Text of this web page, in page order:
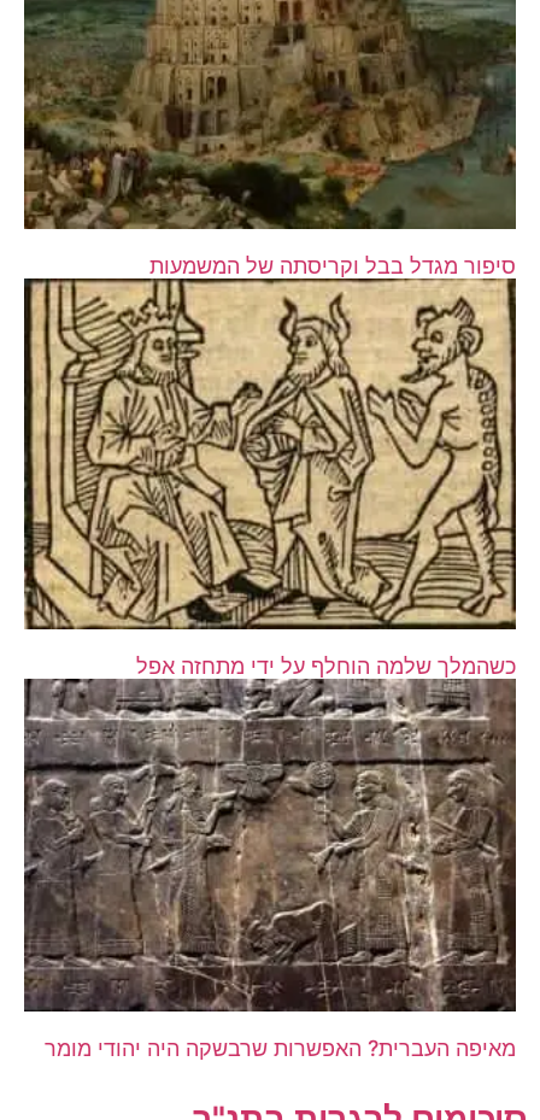
סיפור מגדל בבל וקריסתה של המשמעות
כשהמלך שלמה הוחלף על ידי מתחזה אפל
מאיפה העברית? האפשרות שרבשקה היה יהודי מומר